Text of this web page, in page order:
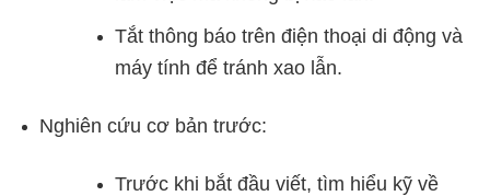
Tắt thông báo trên điện thoại di động và
máy tính để tránh xao lẫn.
Nghiên cứu cơ bản trước:
Trước khi bắt đầu viết, tìm hiểu kỹ về